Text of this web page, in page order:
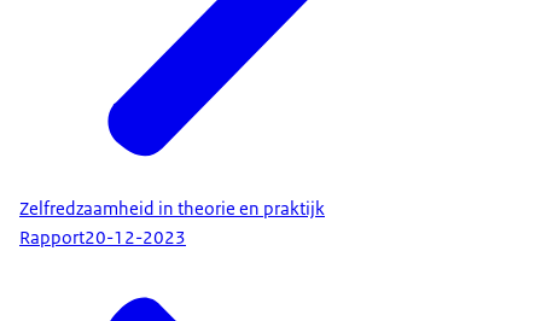
Zelfredzaamheid in theorie en praktijk
Rapport20-12-2023